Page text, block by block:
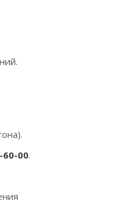
60-00.